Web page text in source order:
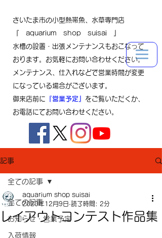
さいたま市の小型熱帯魚、水草専門店
『 aquarium shop suisai 』
水槽の設置・出張メンテナンスもおこなって
おります。お気軽にお問い合わせください。
メンテナンス、仕入れなどで営業時間が変更
になっている場合がございます。
御来店前に 『営業予定』 をご覧いただくか、
お電話にてお問い合わせください。
記事
全ての記事
お知らせ・営業予定
入荷情報
全ての記事
レイアウトコンテスト作品集
aquarium shop suisai
2020年12月9日 読了時間: 2分